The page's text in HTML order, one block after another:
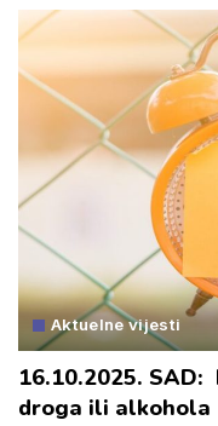
Aktuelne vijesti
16.10.2025.
droga ili alkohola